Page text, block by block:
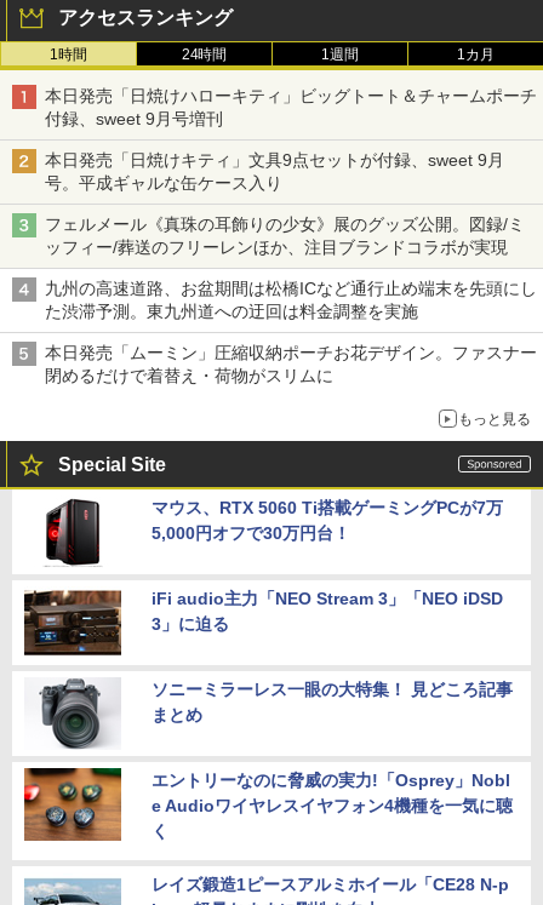
アクセスランキング
1時間 24時間 1週間 1カ月
本日発売「日焼けハローキティ」ビッグトート＆チャームポーチ
付録、sweet 9月号増刊
本日発売「日焼けキティ」文具9点セットが付録、sweet 9月
号。平成ギャルな缶ケース入り
フェルメール《真珠の耳飾りの少女》展のグッズ公開。図録/ミ
ッフィー/葬送のフリーレンほか、注目ブランドコラボが実現
九州の高速道路、お盆期間は松橋ICなど通行止め端末を先頭にし
た渋滞予測。東九州道への迂回は料金調整を実施
本日発売「ムーミン」圧縮収納ポーチお花デザイン。ファスナー
閉めるだけで着替え・荷物がスリムに
もっと見る
Special Site
マウス、RTX 5060 Ti搭載ゲーミングPCが7万
5,000円オフで30万円台！
iFi audio主力「NEO Stream 3」「NEO iDSD
3」に迫る
ソニーミラーレス一眼の大特集！ 見どころ記事
まとめ
エントリーなのに脅威の実力!「Osprey」Nobl
e Audioワイヤレスイヤフォン4機種を一気に聴
く
レイズ鍛造1ピースアルミホイール「CE28 N-p